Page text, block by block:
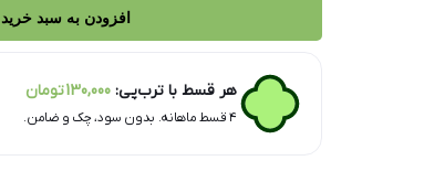
افزودن به سبد خرید
هر قسط با ترب‌پی: 130,000تومان
۴ قسط ماهانه. بدون سود، چک و ضامن.